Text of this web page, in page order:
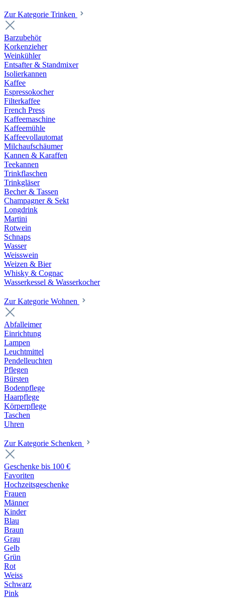
Zur Kategorie Trinken
Barzubehör
Korkenzieher
Weinkühler
Entsafter & Standmixer
Isolierkannen
Kaffee
Espressokocher
Filterkaffee
French Press
Kaffeemaschine
Kaffeemühle
Kaffeevollautomat
Milchaufschäumer
Kannen & Karaffen
Teekannen
Trinkflaschen
Trinkgläser
Becher & Tassen
Champagner & Sekt
Longdrink
Martini
Rotwein
Schnaps
Wasser
Weisswein
Weizen & Bier
Whisky & Cognac
Wasserkessel & Wasserkocher
Zur Kategorie Wohnen
Abfalleimer
Einrichtung
Lampen
Leuchtmittel
Pendelleuchten
Pflegen
Bürsten
Bodenpflege
Haarpflege
Körperpflege
Taschen
Uhren
Zur Kategorie Schenken
Geschenke bis 100 €
Favoriten
Hochzeitsgeschenke
Frauen
Männer
Kinder
Blau
Braun
Grau
Gelb
Grün
Rot
Weiss
Schwarz
Pink